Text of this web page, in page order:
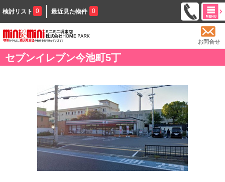
検討リスト 0 最近見た物件 0
お問合せ
セブンイレブン今池町5丁